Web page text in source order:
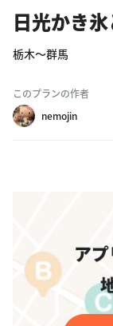
日光かき
栃木〜群馬
このプランの作者
nemojin